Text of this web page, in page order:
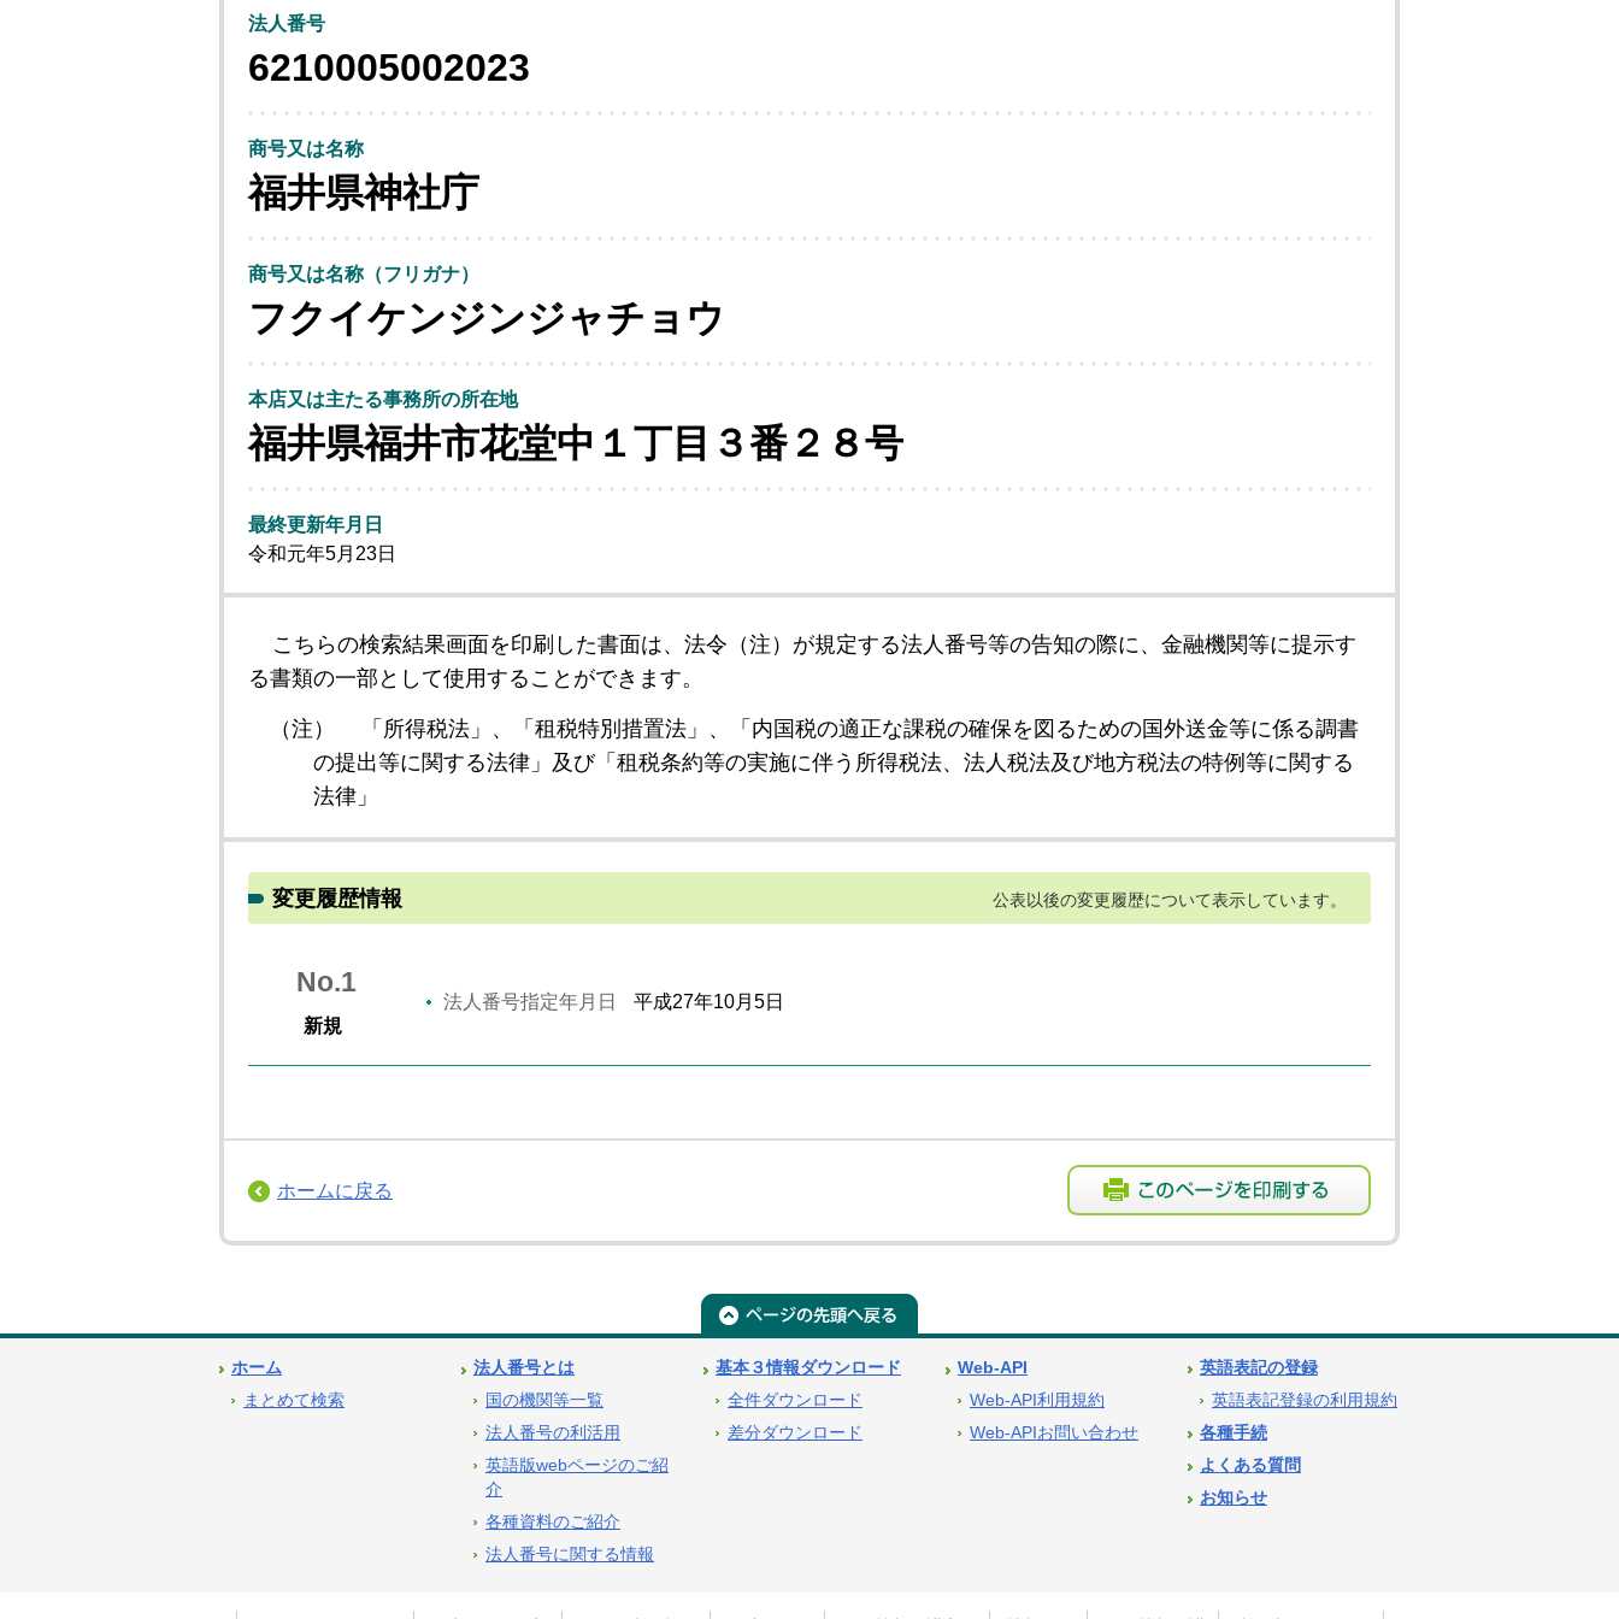
法人番号
6210005002023
商号又は名称
福井県神社庁
商号又は名称（フリガナ）
フクイケンジンジャチョウ
本店又は主たる事務所の所在地
福井県福井市花堂中１丁目３番２８号
最終更新年月日
令和元年5月23日
こちらの検索結果画面を印刷した書面は、法令（注）が規定する法人番号等の告知の際に、金融機関等に提示す
る書類の一部として使用することができます。
（注）
「所得税法」、「租税特別措置法」、「内国税の適正な課税の確保を図るための国外送金等に係る調書
の提出等に関する法律」及び「租税条約等の実施に伴う所得税法、法人税法及び地方税法の特例等に関する
法律」
変更履歴情報 公表以後の変更履歴について表示しています。
No.1
新規
法人番号指定年月日 平成27年10月5日
ホームに戻る
ホーム
まとめて検索
法人番号とは
国の機関等一覧
法人番号の利活用
英語版webページのご紹
介
各種資料のご紹介
法人番号に関する情報
基本３情報ダウンロード
全件ダウンロード
差分ダウンロード
Web-API
Web-API利用規約
Web-APIお問い合わせ
英語表記の登録
英語表記登録の利用規約
各種手続
よくある質問
お知らせ